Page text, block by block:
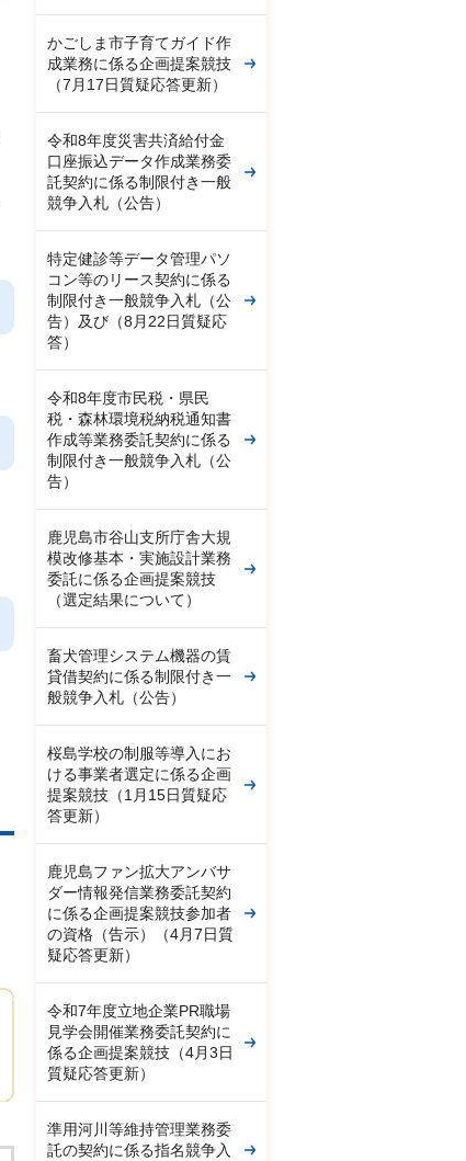
かごしま市子育てガイド作
成業務に係る企画提案競技
（7月17日質疑応答更新）
令和8年度災害共済給付金
口座振込データ作成業務委
託契約に係る制限付き一般
競争入札（公告）
特定健診等データ管理パソ
コン等のリース契約に係る
制限付き一般競争入札（公
告）及び（8月22日質疑応
答）
令和8年度市民税・県民
税・森林環境税納税通知書
作成等業務委託契約に係る
制限付き一般競争入札（公
告）
鹿児島市谷山支所庁舎大規
模改修基本・実施設計業務
委託に係る企画提案競技
（選定結果について）
畜犬管理システム機器の賃
貸借契約に係る制限付き一
般競争入札（公告）
桜島学校の制服等導入にお
ける事業者選定に係る企画
提案競技（1月15日質疑応
答更新）
鹿児島ファン拡大アンバサ
ダー情報発信業務委託契約
に係る企画提案競技参加者
の資格（告示）（4月7日質
疑応答更新）
令和7年度立地企業PR職場
見学会開催業務委託契約に
係る企画提案競技（4月3日
質疑応答更新）
準用河川等維持管理業務委
託の契約に係る指名競争入